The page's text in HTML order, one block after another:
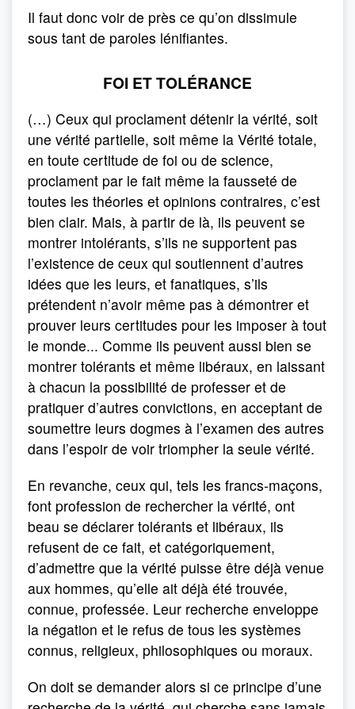
Il faut donc voir de près ce qu’on dissimule
sous tant de paroles lénifiantes.
FOI ET TOLÉRANCE
(…) Ceux qui proclament détenir la vérité, soit
une vérité partielle, soit même la Vérité totale,
en toute certitude de foi ou de science,
proclament par le fait même la fausseté de
toutes les théories et opinions contraires, c’est
bien clair. Mais, à partir de là, ils peuvent se
montrer intolérants, s’ils ne supportent pas
l’existence de ceux qui soutiennent d’autres
idées que les leurs, et fanatiques, s’ils
prétendent n’avoir même pas à démontrer et
prouver leurs certitudes pour les imposer à tout
le monde... Comme ils peuvent aussi bien se
montrer tolérants et même libéraux, en laissant
à chacun la possibilité de professer et de
pratiquer d’autres convictions, en acceptant de
soumettre leurs dogmes à l’examen des autres
dans l’espoir de voir triompher la seule vérité.
En revanche, ceux qui, tels les francs-maçons,
font profession de rechercher la vérité, ont
beau se déclarer tolérants et libéraux, ils
refusent de ce fait, et catégoriquement,
d’admettre que la vérité puisse être déjà venue
aux hommes, qu’elle ait déjà été trouvée,
connue, professée. Leur recherche enveloppe
la négation et le refus de tous les systèmes
connus, religieux, philosophiques ou moraux.
On doit se demander alors si ce principe d’une